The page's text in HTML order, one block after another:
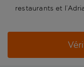
restaurants et